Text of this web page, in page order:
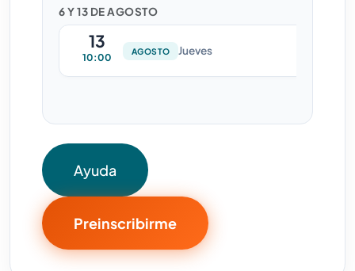
6 Y 13 DE AGOSTO
AGOSTO
13
10:00
Jueves
Ayuda
Preinscribirme